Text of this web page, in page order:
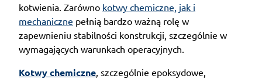
kotwienia. Zarówno kotwy chemiczne, jak i
mechaniczne pełnią bardzo ważną rolę w
zapewnieniu stabilności konstrukcji, szczególnie w
wymagających warunkach operacyjnych.
Kotwy chemiczne , szczególnie epoksydowe,